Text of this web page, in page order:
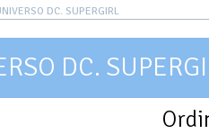
DC. SUPERGIRL
DC.